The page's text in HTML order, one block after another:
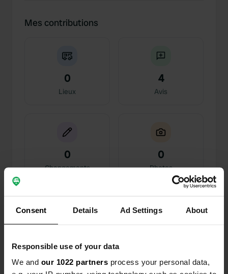
Consent Details Ad Settings About
Responsible use of your data
We and our 1022 partners process your personal data,
Mes contributions
0
Lieux
4
Avis
0
Changements
0
Photos
Tous
Sitecode: 12074